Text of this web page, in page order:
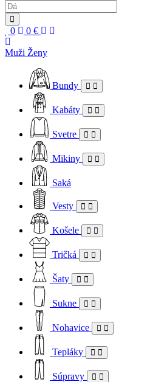
0 0 €
Muži Ženy
Bundy
Kabáty
Svetre
Mikiny
Saká
Vesty
Košele
Tričká
Šaty
Sukne
Nohavice
Tepláky
Súpravy